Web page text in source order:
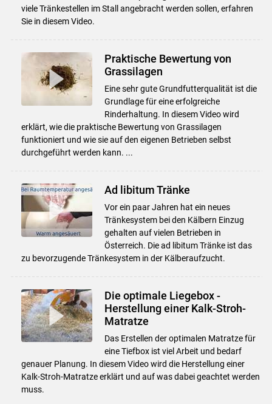
viele Tränkestellen im Stall angebracht werden sollen, erfahren
Sie in diesem Video.
Praktische Bewertung von
Grassilagen
Eine sehr gute Grundfutterqualität ist die
Grundlage für eine erfolgreiche
Rinderhaltung. In diesem Video wird
erklärt, wie die praktische Bewertung von Grassilagen
funktioniert und wie sie auf den eigenen Betrieben selbst
durchgeführt werden kann. ...
Ad libitum Tränke
Vor ein paar Jahren hat ein neues
Tränkesystem bei den Kälbern Einzug
gehalten auf vielen Betrieben in
Österreich. Die ad libitum Tränke ist das
zu bevorzugende Tränkesystem in der Kälberaufzucht.
Die optimale Liegebox -
Herstellung einer Kalk-Stroh-
Matratze
Das Erstellen der optimalen Matratze für
eine Tiefbox ist viel Arbeit und bedarf
genauer Planung. In diesem Video wird die Herstellung einer
Kalk-Stroh-Matratze erklärt und auf was dabei geachtet werden
muss.